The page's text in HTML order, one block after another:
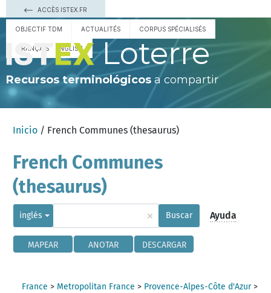
ACCÈS ISTEX.FR
OBJECTIF TDM ACTUALITÉS CORPUS SPÉCIALISÉS
FRANÇAIS ENGLISH Loterre
Recursos terminológicos a compartir
Inicio / French Communes (thesaurus)
French Communes
(thesaurus)
inglés × Buscar Ayuda
MAPEAR ANOTAR DESCARGAR
France > Metropolitan France > Provence-Alpes-Côte d'Azur>